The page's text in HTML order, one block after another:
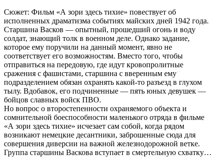
Сюжет: Фильм «А зори здесь тихие» повествует об
исполненных драматизма событиях майских дней 1942 года.
Старшина Васков — опытный, прошедший огонь и воду
солдат, знающий толк в военном деле. Однако задание,
которое ему поручили на данный момент, явно не
соответствует его возможностям. Вместо того, чтобы
отправиться на передовую, где идут кровопролитные
сражения с фашистами, старшина с вверенным ему
подразделением обязан охранять какой-то разъезд в глухом
тылу. Вдобавок, его подчиненные — пять юных девушек —
бойцов славных войск ПВО.
Но вопрос о второстепенности охраняемого объекта и
сомнительной боеспособности маленького отряда в фильме
«А зори здесь тихие» исчезает сам собой, когда рядом
возникают немецкие десантники, заброшенные сюда для
совершения диверсии на важной железнодорожной ветке.
Группа старшины Васкова вступает в смертельную схватку…